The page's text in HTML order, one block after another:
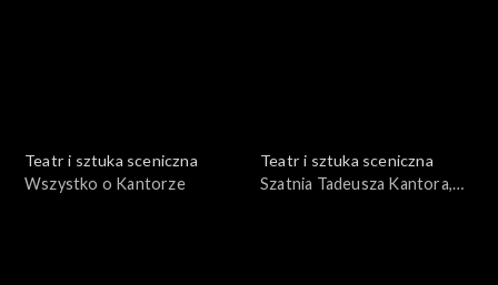
Teatr i sztuka sceniczna
Wszystko o Kantorze
Teatr i sztuka sceniczna
Szatnia Tadeusza Kantora,